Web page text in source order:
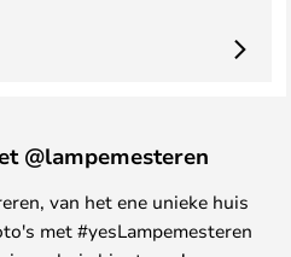
@lampemesteren
van het ene unieke huis
met #yesLampemesteren